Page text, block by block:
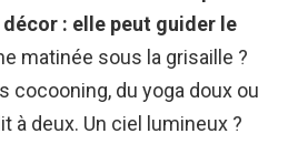
décor : elle peut guider le
matinée sous la grisaille ?
cocooning, du yoga doux ou
à deux. Un ciel lumineux ?